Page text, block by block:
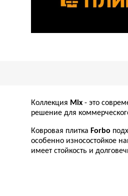
Коллекция Mix - это
решение для
Ковровая плитка Forbo
особенно износостойкое
имеет стойкость и